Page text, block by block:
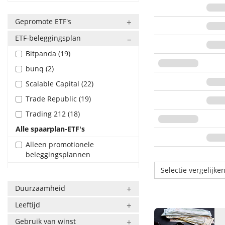
Gepromote ETF's
ETF-beleggingsplan
Bitpanda (19)
bunq (2)
Scalable Capital (22)
Trade Republic (19)
Trading 212 (18)
Alle spaarplan-ETF's
Alleen promotionele
beleggingsplannen
Duurzaamheid
Leeftijd
Gebruik van winst
Selectie